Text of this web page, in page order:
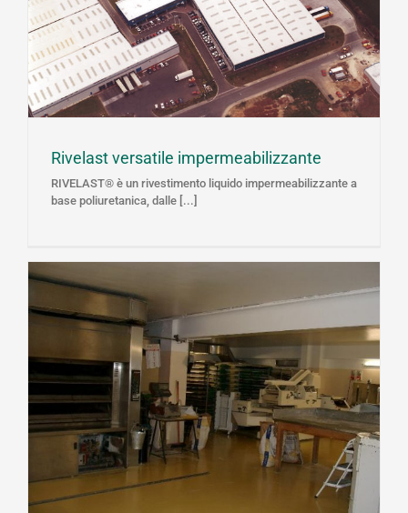
Rivelast versatile impermeabilizzante
RIVELAST® è un rivestimento liquido impermeabilizzante a
base poliuretanica, dalle [...]